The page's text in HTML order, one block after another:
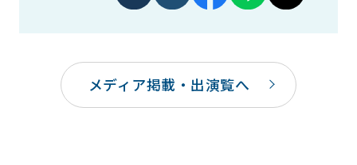
メディア掲載・出演覧へ